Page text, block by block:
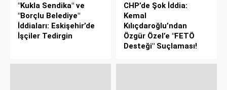
"Kukla Sendika" ve
"Borçlu Belediye"
İddiaları: Eskişehir’de
İşçiler Tedirgin
CHP’de Şok İddia:
Kemal
Kılıçdaroğlu’ndan
Özgür Özel’e "FETÖ
Desteği" Suçlaması!